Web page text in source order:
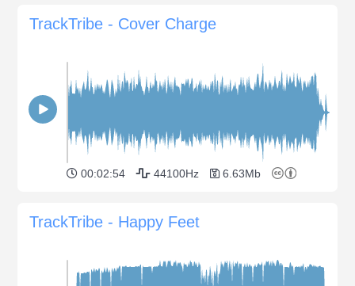
TrackTribe - Cover Charge
00:02:54 44100Hz 6.63Mb
TrackTribe - Happy Feet